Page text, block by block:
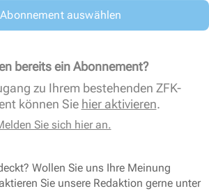
auswählen
bereits ein Abonnement?
zu Ihrem bestehenden ZFK-
können Sie hier aktivieren.
Sie sich hier an.
Wollen Sie uns Ihre Meinung
Sie unsere Redaktion gerne unter